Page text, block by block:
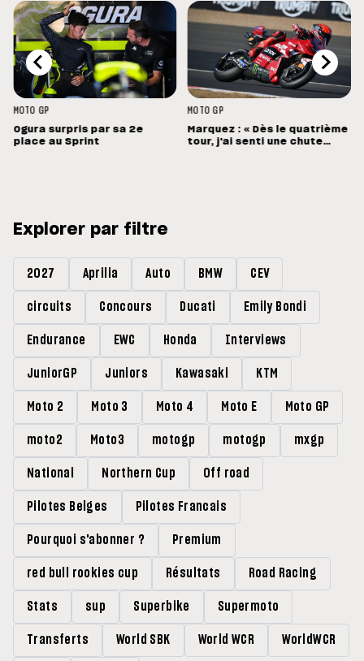
MOTO GP
Ogura surpris par sa 2e
place au Sprint
MOTO GP
Marquez : « Dès le quatrième
tour, j'ai senti une chute
Explorer par filtre
2027 Aprilia Auto BMW CEV
circuits Concours Ducati Emily Bondi
Endurance EWC Honda Interviews
JuniorGP Juniors Kawasaki KTM
Moto 2 Moto 3 Moto 4 Moto E Moto GP
moto2 Moto3 motogp motogp mxgp
National Northern Cup Off road
Pilotes Belges Pilotes Francais
Pourquoi s'abonner ? Premium
red bull rookies cup Résultats Road Racing
Stats sup Superbike Supermoto
Transferts World SBK World WCR WorldWCR